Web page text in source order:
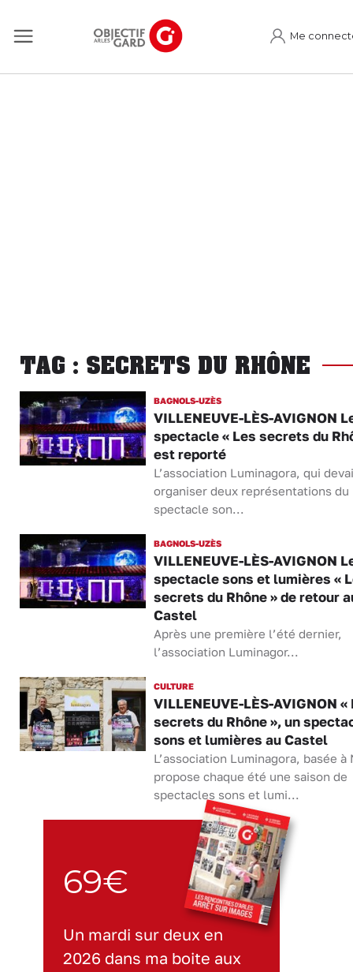
Me
TAG : SECRETS DU RHÔNE
BAGNOLS-UZÈS
VILLENEUVE-LÈS-AVIGNON
spectacle « Les secrets du
est reporté
L’association Luminagora, qui
organiser deux représentations du
spectacle son...
BAGNOLS-UZÈS
VILLENEUVE-LÈS-AVIGNON
spectacle sons et lumières «
secrets du Rhône » de retour
Castel
Après une première l’été dernier,
l’association Luminagor...
CULTURE
VILLENEUVE-LÈS-AVIGNON «
secrets du Rhône », un
sons et lumières au Castel
L’association Luminagora, basée à
propose chaque été une saison de
spectacles sons et lumi...
69€
Un mardi sur deux en
2026 dans ma boite aux